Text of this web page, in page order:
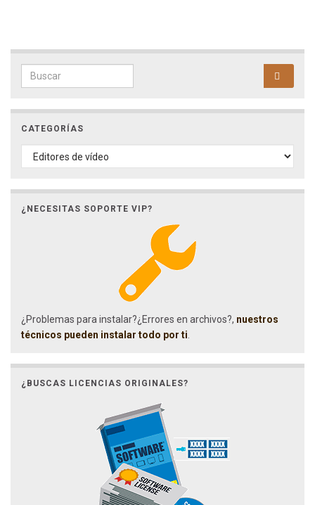
Search for:
CATEGORÍAS
CATEGORÍAS
¿NECESITAS SOPORTE VIP?
¿Problemas para instalar?¿Errores en archivos?, nuestros
técnicos pueden instalar todo por ti
¿BUSCAS LICENCIAS ORIGINALES?